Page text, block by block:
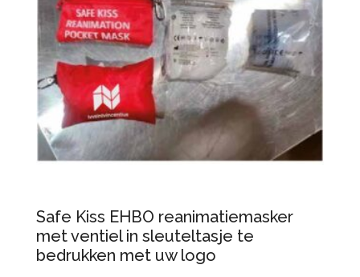
Safe Kiss EHBO reanimatiemasker
met ventiel in sleuteltasje te
bedrukken met uw logo